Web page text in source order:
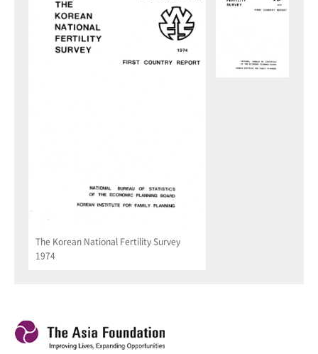
The Korean National Fertility Survey
1974